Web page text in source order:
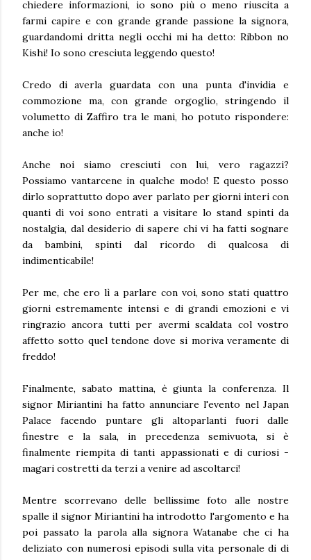
chiedere informazioni, io sono più o meno riuscita a
farmi capire e con grande grande passione la signora,
guardandomi dritta negli occhi mi ha detto: Ribbon no
Kishi! Io sono cresciuta leggendo questo!
Credo di averla guardata con una punta d'invidia e
commozione ma, con grande orgoglio, stringendo il
volumetto di Zaffiro tra le mani, ho potuto rispondere:
anche io!
Anche noi siamo cresciuti con lui, vero ragazzi?
Possiamo vantarcene in qualche modo! E questo posso
dirlo soprattutto dopo aver parlato per giorni interi con
quanti di voi sono entrati a visitare lo stand spinti da
nostalgia, dal desiderio di sapere chi vi ha fatti sognare
da bambini, spinti dal ricordo di qualcosa di
indimenticabile!
Per me, che ero lì a parlare con voi, sono stati quattro
giorni estremamente intensi e di grandi emozioni e vi
ringrazio ancora tutti per avermi scaldata col vostro
affetto sotto quel tendone dove si moriva veramente di
freddo!
Finalmente, sabato mattina, è giunta la conferenza. Il
signor Miriantini ha fatto annunciare l'evento nel Japan
Palace facendo puntare gli altoparlanti fuori dalle
finestre e la sala, in precedenza semivuota, si è
finalmente riempita di tanti appassionati e di curiosi -
magari costretti da terzi a venire ad ascoltarci!
Mentre scorrevano delle bellissime foto alle nostre
spalle il signor Miriantini ha introdotto l'argomento e ha
poi passato la parola alla signora Watanabe che ci ha
deliziato con numerosi episodi sulla vita personale di di